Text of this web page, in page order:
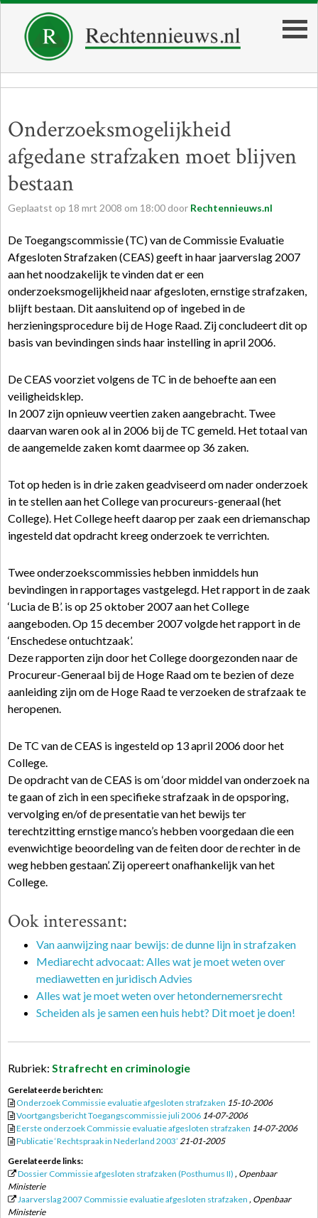
Onderzoeksmogelijkheid
afgedane strafzaken moet blijven
bestaan
Geplaatst op 18 mrt 2008 om 18:00 door Rechtennieuws.nl
De Toegangscommissie (TC) van de Commissie Evaluatie
Afgesloten Strafzaken (CEAS) geeft in haar jaarverslag 2007
aan het noodzakelijk te vinden dat er een
onderzoeksmogelijkheid naar afgesloten, ernstige strafzaken,
blijft bestaan. Dit aansluitend op of ingebed in de
herzieningsprocedure bij de Hoge Raad. Zij concludeert dit op
basis van bevindingen sinds haar instelling in april 2006.
De CEAS voorziet volgens de TC in de behoefte aan een
veiligheidsklep.
In 2007 zijn opnieuw veertien zaken aangebracht. Twee
daarvan waren ook al in 2006 bij de TC gemeld. Het totaal van
de aangemelde zaken komt daarmee op 36 zaken.
Tot op heden is in drie zaken geadviseerd om nader onderzoek
in te stellen aan het College van procureurs-generaal (het
College). Het College heeft daarop per zaak een driemanschap
ingesteld dat opdracht kreeg onderzoek te verrichten.
Twee onderzoekscommissies hebben inmiddels hun
bevindingen in rapportages vastgelegd. Het rapport in de zaak
‘Lucia de B’. is op 25 oktober 2007 aan het College
aangeboden. Op 15 december 2007 volgde het rapport in de
‘Enschedese ontuchtzaak’.
Deze rapporten zijn door het College doorgezonden naar de
Procureur-Generaal bij de Hoge Raad om te bezien of deze
aanleiding zijn om de Hoge Raad te verzoeken de strafzaak te
heropenen.
De TC van de CEAS is ingesteld op 13 april 2006 door het
College.
De opdracht van de CEAS is om ‘door middel van onderzoek na
te gaan of zich in een specifieke strafzaak in de opsporing,
vervolging en/of de presentatie van het bewijs ter
terechtzitting ernstige manco’s hebben voorgedaan die een
evenwichtige beoordeling van de feiten door de rechter in de
weg hebben gestaan’. Zij opereert onafhankelijk van het
College.
Ook interessant:
Van aanwijzing naar bewijs: de dunne lijn in strafzaken
Mediarecht advocaat: Alles wat je moet weten over
mediawetten en juridisch Advies
Alles wat je moet weten over hetondernemersrecht
Scheiden als je samen een huis hebt? Dit moet je doen!
Rubriek: Strafrecht en criminologie
Gerelateerde berichten:
Onderzoek Commissie evaluatie afgesloten strafzaken 15-10-2006
Voortgangsbericht Toegangscommissie juli 2006 14-07-2006
Eerste onderzoek Commissie evaluatie afgesloten strafzaken 14-07-2006
Publicatie ‘Rechtspraak in Nederland 2003’ 21-01-2005
Gerelateerde links:
Dossier Commissie afgesloten strafzaken (Posthumus II) , Openbaar
Ministerie
Jaarverslag 2007 Commissie evaluatie afgesloten strafzaken , Openbaar
Ministerie